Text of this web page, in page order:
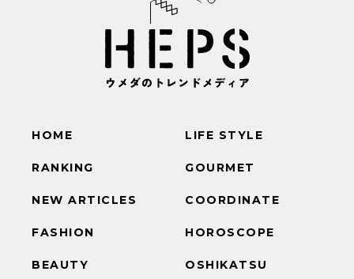
HOME
RANKING
NEW ARTICLES
FASHION
BEAUTY
LIFE STYLE
GOURMET
COORDINATE
HOROSCOPE
OSHIKATSU